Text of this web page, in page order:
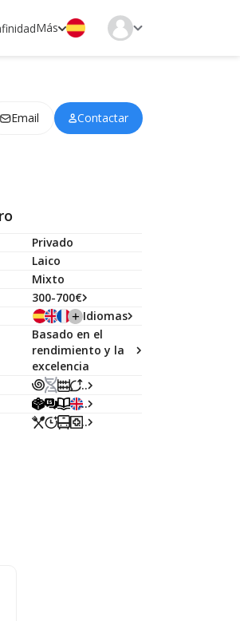
Más
Email Contactar
Privado
Laico
Mixto
300-700€
Idiomas
Basado en el
rendimiento y la
excelencia
...
...
...